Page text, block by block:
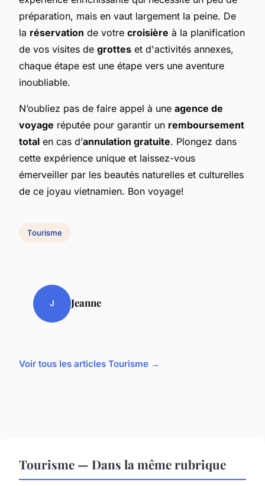
préparation, mais en vaut largement la peine. De
la réservation de votre croisière à la planification
de vos visites de grottes et d'activités annexes,
chaque étape est une étape vers une aventure
inoubliable.
N’oubliez pas de faire appel à une agence de
voyage réputée pour garantir un remboursement
total en cas d’annulation gratuite. Plongez dans
cette expérience unique et laissez-vous
émerveiller par les beautés naturelles et culturelles
de ce joyau vietnamien. Bon voyage!
Tourisme
J Jeanne
Voir tous les articles Tourisme →
Tourisme — Dans la même rubrique